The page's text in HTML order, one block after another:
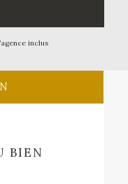
inclus
BIEN